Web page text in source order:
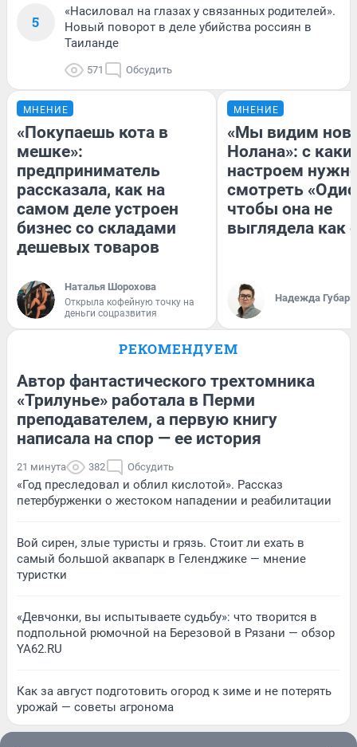
5
«Насиловал на глазах у связанных родителей».
Новый поворот в деле убийства россиян в
Таиланде
571 Обсудить
МНЕНИЕ
«Покупаешь кота в
мешке»:
предприниматель
рассказала, как на
самом деле устроен
бизнес со складами
дешевых товаров
Наталья Шорохова
Открыла кофейную точку на
деньги соцразвития
МНЕНИЕ
«Мы видим
Нолана»: с
настроем
смотреть
чтобы она не
выглядела как
Надежда Губарь
РЕКОМЕНДУЕМ
Автор фантастического трехтомника
«Трилунье» работала в Перми
преподавателем, а первую книгу
написала на спор — ее история
21 минута 382 Обсудить
«Год преследовал и облил кислотой». Рассказ
петербурженки о жестоком нападении и реабилитации
Вой сирен, злые туристы и грязь. Стоит ли ехать в
самый большой аквапарк в Геленджике — мнение
туристки
«Девчонки, вы испытываете судьбу»: что творится в
подпольной рюмочной на Березовой в Рязани — обзор
YA62.RU
Как за август подготовить огород к зиме и не потерять
урожай — советы агронома